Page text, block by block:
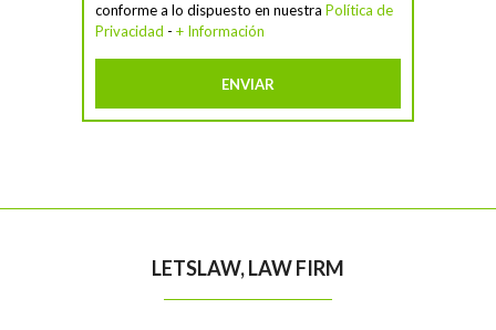
conforme a lo dispuesto en nuestra Política de
Privacidad - + Información
LETSLAW, LAW FIRM